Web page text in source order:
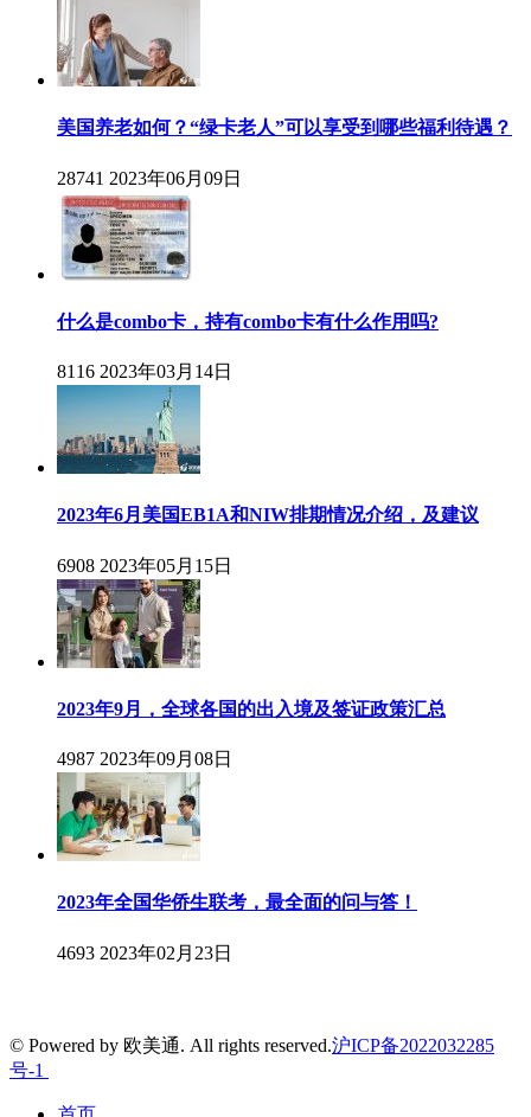
美国养老如何？“绿卡老人”可以享受到哪些福利待遇？
28741 2023年06月09日
什么是combo卡，持有combo卡有什么作用吗?
8116 2023年03月14日
2023年6月美国EB1A和NIW排期情况介绍，及建议
6908 2023年05月15日
2023年9月，全球各国的出入境及签证政策汇总
4987 2023年09月08日
2023年全国华侨生联考，最全面的问与答！
4693 2023年02月23日
© Powered by 欧美通. All rights reserved.沪ICP备2022032285
号-1